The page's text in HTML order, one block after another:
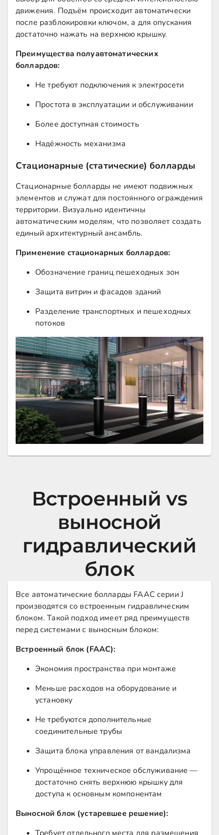
движения. Подъём происходит автоматически
после разблокировки ключом, а для опускания
достаточно нажать на верхнюю крышку.
Преимущества полуавтоматических
боллардов:
Не требуют подключения к электросети
Простота в эксплуатации и обслуживании
Более доступная стоимость
Надёжность механизма
Стационарные (статические) болларды
Стационарные болларды не имеют подвижных
элементов и служат для постоянного ограждения
территории. Визуально идентичны
автоматическим моделям, что позволяет создать
единый архитектурный ансамбль.
Применение стационарных боллардов:
Обозначение границ пешеходных зон
Защита витрин и фасадов зданий
Разделение транспортных и пешеходных
потоков
Встроенный vs
выносной
гидравлический
блок
Все автоматические болларды FAAC серии J
производятся со встроенным гидравлическим
блоком. Такой подход имеет ряд преимуществ
перед системами с выносным блоком:
Встроенный блок (FAAC):
Экономия пространства при монтаже
Меньше расходов на оборудование и
установку
Не требуются дополнительные
соединительные трубы
Защита блока управления от вандализма
Упрощённое техническое обслуживание —
достаточно снять верхнюю крышку для
доступа к основным компонентам
Выносной блок (устаревшее решение):